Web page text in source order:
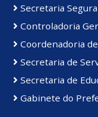
Secretaria
Controladoria
Coordenadoria
Secretaria de
Secretaria de
Gabinete do